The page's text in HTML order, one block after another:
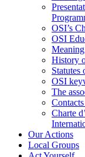
OSI’s
OSI
History
Statutes
OSI
The
Charte
Our Actions
Local Groups